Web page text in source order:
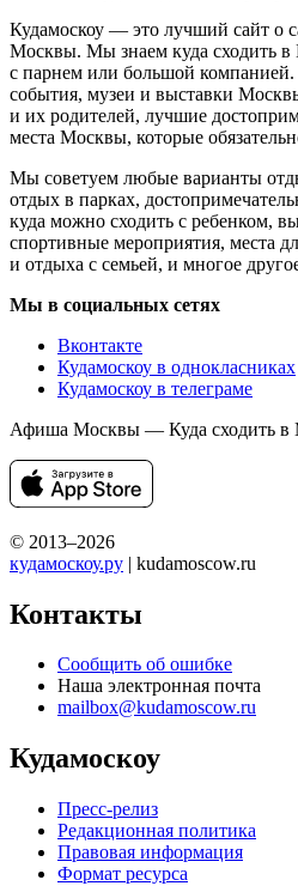
Кудамоскоу — это лучший сайт о
Москвы. Мы знаем куда сходить в
с парнем или большой
события, музеи и выставки
и их родителей, лучшие
места Москвы, которые
Мы советуем любые варианты
отдых в парках,
куда можно сходить с ребенком,
спортивные мероприятия, места
и отдыха с семьей, и многое
Мы в социальных сетях
Вконтакте
Кудамоскоу в однокласниках
Кудамоскоу в телеграме
Афиша Москвы — Куда сходить в
© 2013–2026
кудамоскоу.ру | kudamoscow.ru
Контакты
Сообщить об ошибке
Наша электронная почта
mailbox@kudamoscow.ru
Кудамоскоу
Пресс-релиз
Редакционная политика
Правовая информация
Формат ресурса